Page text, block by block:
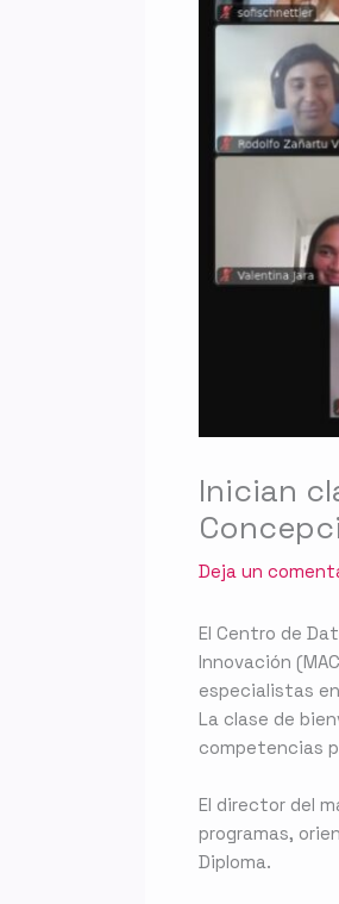
Inician
Deja un
El Centro de
Innovación
especialistas
La clase de
competencias
El director del
programas,
Diploma.